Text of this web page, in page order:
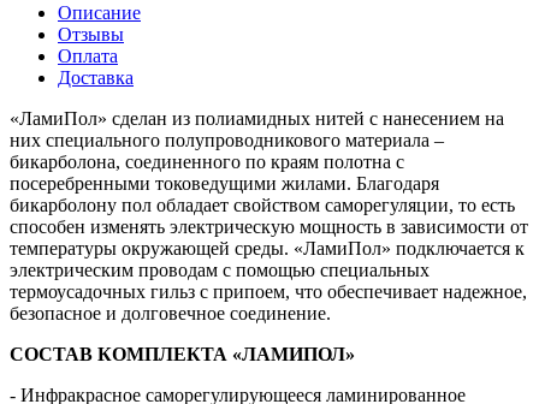
Описание
Отзывы
Оплата
Доставка
«ЛамиПол» сделан из полиамидных нитей с нанесением на
них специального полупроводникового материала –
бикарболона, соединенного по краям полотна с
посеребренными токоведущими жилами. Благодаря
бикарболону пол обладает свойством саморегуляции, то есть
способен изменять электрическую мощность в зависимости от
температуры окружающей среды. «ЛамиПол» подключается к
электрическим проводам с помощью специальных
термоусадочных гильз с припоем, что обеспечивает надежное,
безопасное и долговечное соединение.
СОСТАВ КОМПЛЕКТА «ЛАМИПОЛ»
- Инфракрасное саморегулирующееся ламинированное